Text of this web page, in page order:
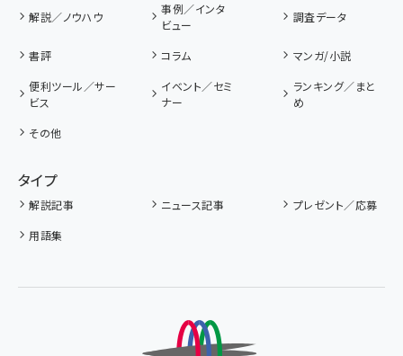
解説／ノウハウ
事例／インタ
ビュー
調査データ
書評 コラム
マンガ/小説
便利ツール／サー
ビス
イベント／セミ
ナー
ランキング／まと
め
その他
タイプ
解説記事 ニュース記事
プレゼント／応募
用語集